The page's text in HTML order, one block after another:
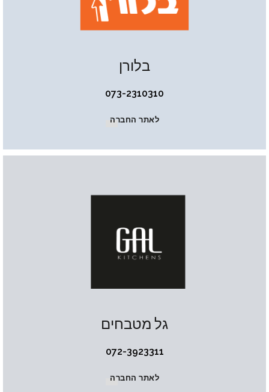
בלורן
073-2310310
לאתר החברה
גל מטבחים
072-3923311
לאתר החברה